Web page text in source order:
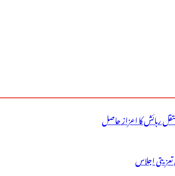
رہائش کا اعزاز حاصل
تعزیتی اجلاس